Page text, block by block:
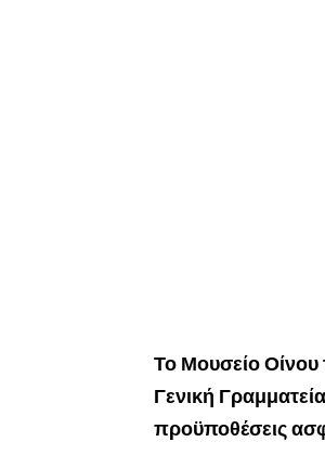
Το Μουσείο
Γενική
προϋποθέσεις